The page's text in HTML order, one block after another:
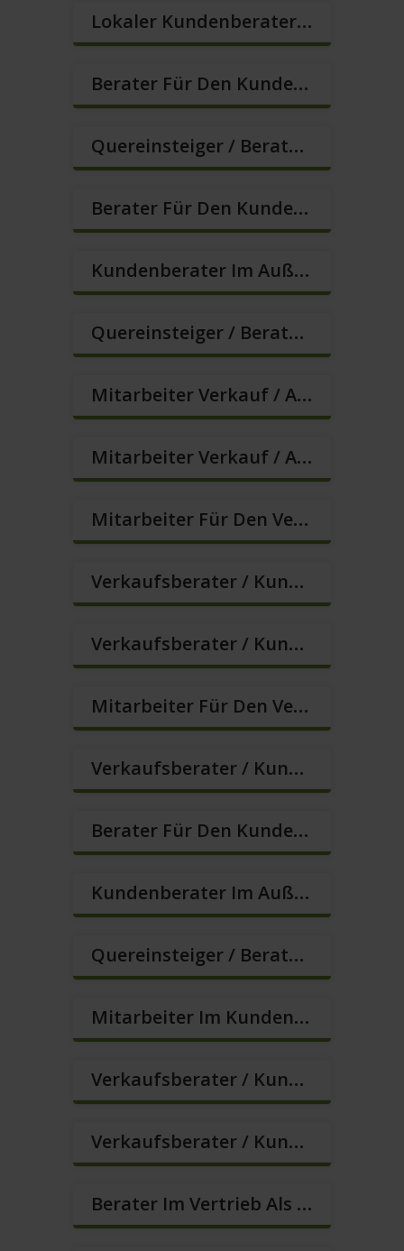
Lokaler Kundenberater (m/w/d)
Berater Für Den Kundenservice In VZ/TZ (m/w/d)
Quereinsteiger / Berater Im Vertrieb (m/w/d)
Berater Für Den Kundenservice (m/w/d)
Kundenberater Im Außendienst – Lokalvertrieb (m/w/d)
Quereinsteiger / Berater Im Vertrieb – Ab Sofort (m/w/d)
Mitarbeiter Verkauf / Außendienst (m/w/d)
Mitarbeiter Verkauf / Außendienst (m/w/d)
Mitarbeiter Für Den Verkauf In VZ/TZ (m/w/d)
Verkaufsberater / Kundenberater, Auch Ohne Ausbildung Möglich (m/w/d)
Verkaufsberater / Kundenberater In VZ/TZ (m/w/d)
Mitarbeiter Für Den Verkauf / Quereinsteiger (m/w/d)
Verkaufsberater / Kundenberater In VZ/TZ (m/w/d)
Berater Für Den Kundenservice (m/w/d)
Kundenberater Im Außendienst – Direktvertrieb (m/w/d)
Quereinsteiger / Berater Im Vertrieb In VZ/TZ (m/w/d)
Mitarbeiter Im Kundenservice (Quereinstieg Möglich!) (m/w/d)
Verkaufsberater / Kundenberater In VZ/TZ (m/w/d)
Verkaufsberater / Kundenberater, Auch Ohne Ausbildung Möglich (m/w/d)
Berater Im Vertrieb Als Sofortanstellung (m/w/d)